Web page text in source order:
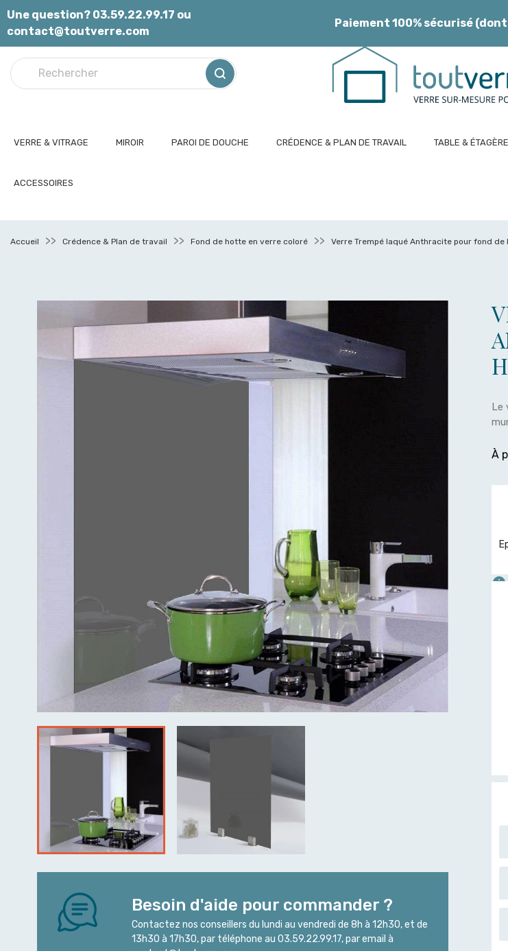
Panneau de gestion des cookies
Une question? 03.59.22.99.17 ou
contact@toutverre.com
Paiement 100% sécurisé
VERRE & VITRAGE MIROIR PAROI DE DOUCHE CRÉDENCE & PLAN DE TRAVAIL TABLE & ÉTAGÈRE
ACCESSOIRES
Accueil Crédence & Plan de travail Fond de hotte en verre coloré Verre Trempé laqué Anthracite pour fond de
Besoin d'aide pour commander ?
Contactez nos conseillers du lundi au vendredi de 8h à 12h30, et de
13h30 à 17h30, par téléphone au 03.59.22.99.17, par email à
Le
À